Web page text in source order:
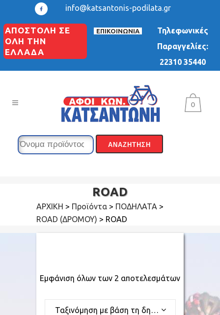
info@katsantonis-podilata.gr
ΑΠΟΣΤΟΛΗ ΣΕ
ΟΛΗ ΤΗΝ
ΕΛΛΑΔΑ
ΕΠΙΚΟΙΝΩΝΙΑ
Τηλεφωνικές
Παραγγελίες:
22310 35440
0
ROAD
ΑΡΧΙΚΗ > Προϊόντα > ΠΟΔΗΛΑΤΑ >
ROAD (ΔΡΟΜΟΥ) > ROAD
Εμφάνιση όλων των 2 αποτελεσμάτων
Ταξινόμηση με βάση τη δημοφιλία